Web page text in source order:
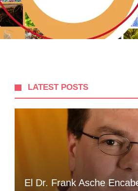
LATEST POSTS
El Dr. Frank Asche